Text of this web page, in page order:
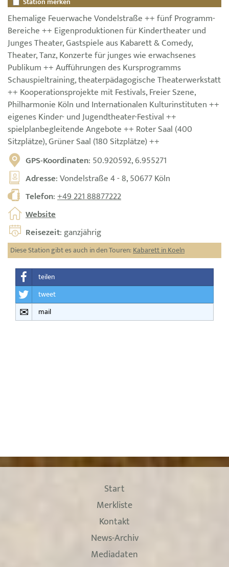
Ehemalige Feuerwache Vondelstraße ++ fünf Programm-
Bereiche ++ Eigenproduktionen für Kindertheater und
Junges Theater, Gastspiele aus Kabarett & Comedy,
Theater, Tanz, Konzerte für junges wie erwachsenes
Publikum ++ Aufführungen des Kursprogramms
Schauspieltraining, theaterpädagogische Theaterwerkstatt
++ Kooperationsprojekte mit Festivals, Freier Szene,
Philharmonie Köln und Internationalen Kulturinstituten ++
eigenes Kinder- und Jugendtheater-Festival ++
spielplanbegleitende Angebote ++ Roter Saal (400
Sitzplätze), Grüner Saal (180 Sitzplätze) ++
GPS-Koordinaten: 50.920592, 6.955271
Adresse: Vondelstraße 4 - 8, 50677 Köln
Telefon:+49 221 88877222
Website
Reisezeit: ganzjährig
Diese Station gibt es auch in den Touren:Kabarett in Koeln
teilen
tweet
mail
Start
Merkliste
Kontakt
News-Archiv
Mediadaten